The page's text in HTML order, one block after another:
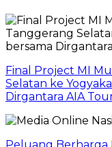
Final Project MI
Selatan ke
Dirgantara AIA
Peluang Berharga